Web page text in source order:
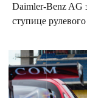
Daimler-Benz AG
ступице рулевого